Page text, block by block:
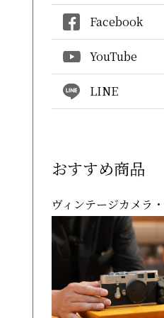
Facebook
YouTube
LINE
おすすめ商品
ヴィンテージカメラ